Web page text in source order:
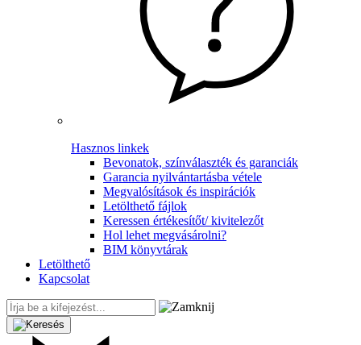
Hasznos linkek
Bevonatok, színválaszték és garanciák
Garancia nyilvántartásba vétele
Megvalósítások és inspirációk
Letölthető fájlok
Keressen értékesítőt/ kivitelezőt
Hol lehet megvásárolni?
BIM könyvtárak
Letölthető
Kapcsolat